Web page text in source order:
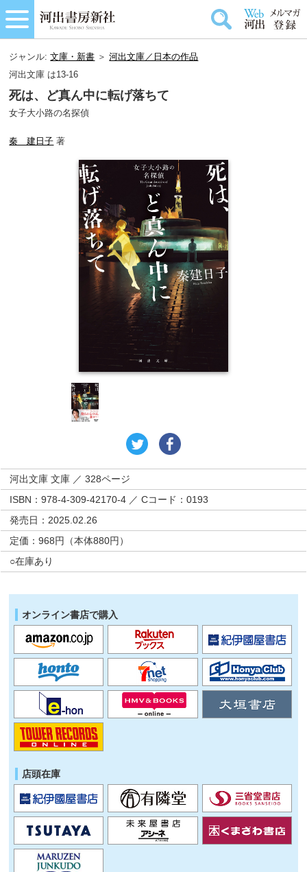
ジャンル:文庫・新書 ＞河出文庫／日本の作品
河出文庫 は13-16
死は、ど真ん中に転げ落ちて
女子大小路の名探偵
秦 建日子 著
河出文庫 文庫 ／ 328ページ
ISBN：978-4-309-42170-4 ／ Cコード：0193
発売日：2025.02.26
定価：968円（本体880円）
○在庫あり
オンライン書店で購入
店頭在庫